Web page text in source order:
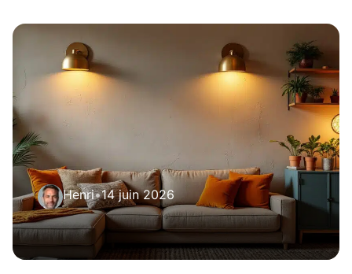
Henri•14 juin 2026